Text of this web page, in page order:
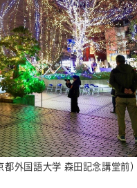
外国語大学 森田記念講堂前）